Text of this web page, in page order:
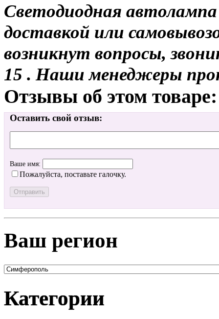
Светодиодная
доставкой или
возникнут вопросы,
15 . Наши менеджеры
Отзывы об этом товаре:
Оставить свой отзыв:
Ваше имя:
Пожалуйста, поставьте галочку.
Ваш регион
Категории